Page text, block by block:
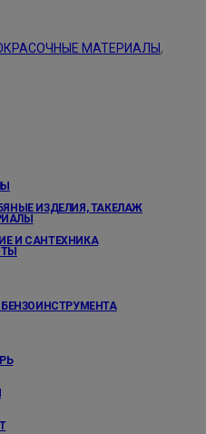
МАТЕРИАЛЫ ,
ИЗДЕЛИЯ, ТАКЕЛАЖ
И САНТЕХНИКА